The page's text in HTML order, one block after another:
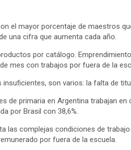
el mayor porcentaje de maestros
una cifra que aumenta cada año.
por catálogo.
mes con trabajos por fuera de la
son varios: la falta de
de primaria en Argentina trabajan
por Brasil con 38,6%.
las complejas condiciones de
por fuera de la escuela.